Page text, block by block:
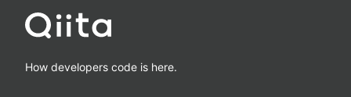
How developers code is here.